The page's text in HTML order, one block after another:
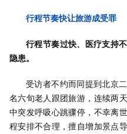
行程节奏快让旅游成受罪
行程节奏过快、医疗支持
隐患。
受访者不约而同提到北京
名六旬老人跟团旅游，连续两
中突发呼吸心跳骤停，不幸离
程安排不合理，擅自增加景点